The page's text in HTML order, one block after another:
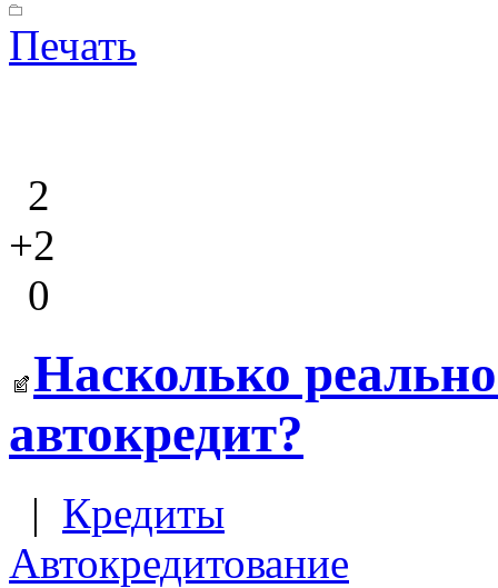
Печать
2
+2
0
Насколько
автокредит?
| Кредиты
Автокредитование